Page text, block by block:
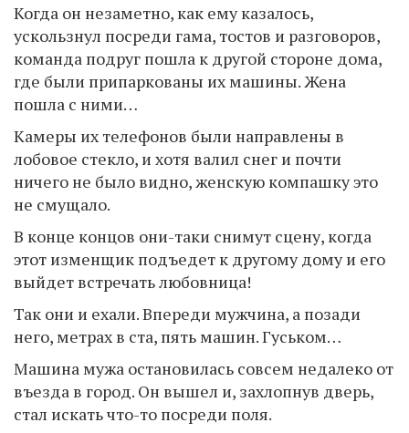
Когда он незаметно, как ему казалось,
ускользнул посреди гама, тостов и разговоров,
команда подруг пошла к другой стороне дома,
где были припаркованы их машины. Жена
пошла с ними…
Камеры их телефонов были направлены в
лобовое стекло, и хотя валил снег и почти
ничего не было видно, женскую компашку это
не смущало.
В конце концов они-таки снимут сцену, когда
этот изменщик подъедет к другому дому и его
выйдет встречать любовница!
Так они и ехали. Впереди мужчина, а позади
него, метрах в ста, пять машин. Гуськом…
Машина мужа остановилась совсем недалеко от
въезда в город. Он вышел и, захлопнув дверь,
стал искать что-то посреди поля.